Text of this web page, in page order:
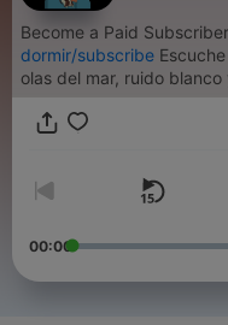
Become a Paid
dormir/subscribe
olas del mar, ruido blanco
00:00